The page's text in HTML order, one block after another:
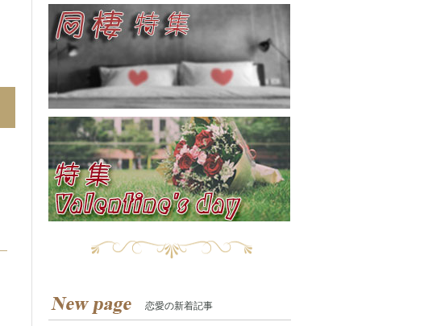
恋愛の新着記事